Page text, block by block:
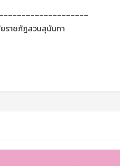
ราชภัฏสวนสุนันทา